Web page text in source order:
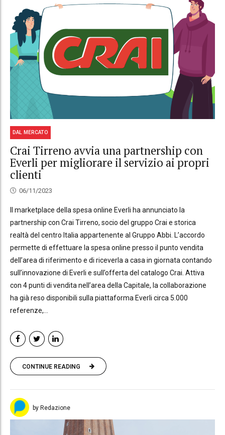
DAL MERCATO
Crai Tirreno avvia una partnership con
Everli per migliorare il servizio ai propri
clienti
06/11/2023
Il marketplace della spesa online Everli ha annunciato la
partnership con Crai Tirreno, socio del gruppo Crai e storica
realtà del centro Italia appartenente al Gruppo Abbi. L’accordo
permette di effettuare la spesa online presso il punto vendita
dell’area di riferimento e di riceverla a casa in giornata contando
sull’innovazione di Everli e sull’offerta del catalogo Crai. Attiva
con 4 punti di vendita nell’area della Capitale, la collaborazione
ha già reso disponibili sulla piattaforma Everli circa 5.000
referenze,...
CONTINUE READING
by Redazione